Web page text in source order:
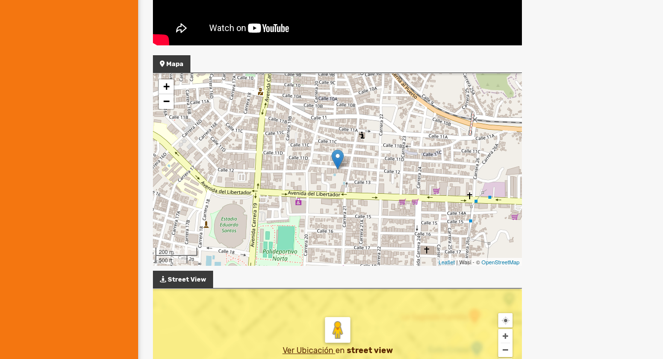
Mapa
+
−
200 m
500 ft
Leaflet| Wasi - ©OpenStreetMap
Street View
Ver Ubicación en street view